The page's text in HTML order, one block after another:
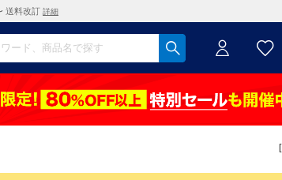
送料改訂 詳細